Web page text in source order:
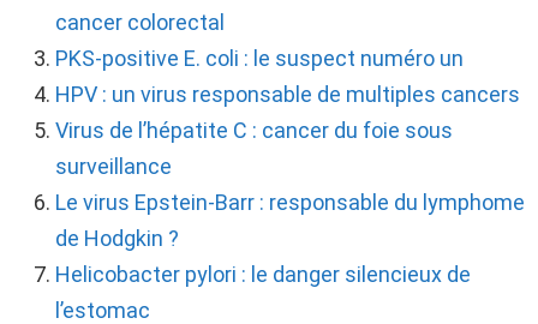
cancer colorectal
PKS-positive E. coli : le suspect numéro un
HPV : un virus responsable de multiples cancers
Virus de l’hépatite C : cancer du foie sous
surveillance
Le virus Epstein-Barr : responsable du lymphome
de Hodgkin ?
Helicobacter pylori : le danger silencieux de
l’estomac